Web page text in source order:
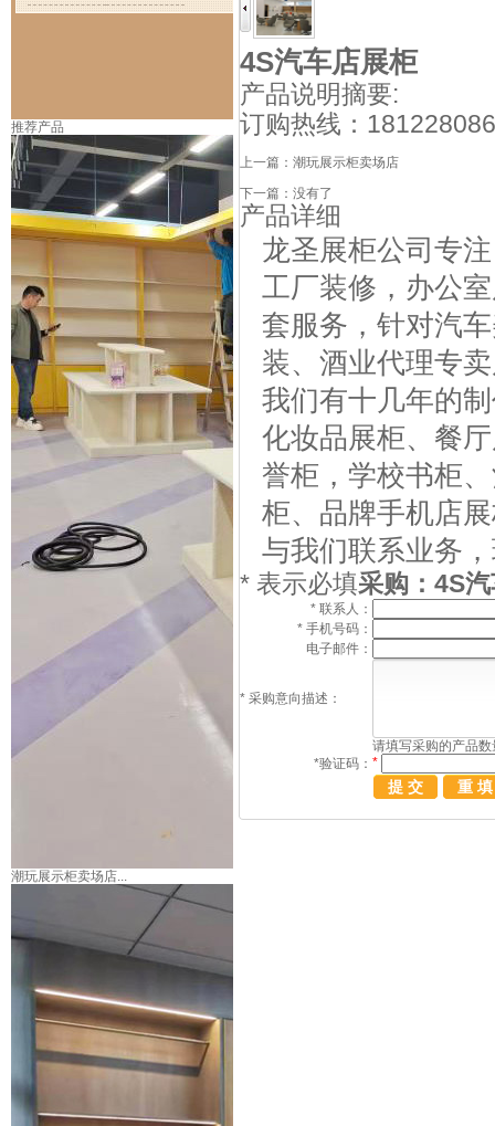
推荐产品
潮玩展示柜卖场店...
4S汽车店展柜
产品说明摘要:
订购热线：
上一篇： 潮玩展示柜卖场店
下一篇：没有了
产品详细
龙圣展柜公司专
工厂装修，办公
套服务，针对汽
装、酒业代理专
我们有十几年的
化妆品展柜、 餐
誉柜 ， 学校书柜、
柜、 品牌手机店
与我们联系业务
* 表示必填采购：4S
* 联系人：
* 手机号码：
电子邮件：
* 采购意向描述：
请填写采购的产品数
*验证码： *